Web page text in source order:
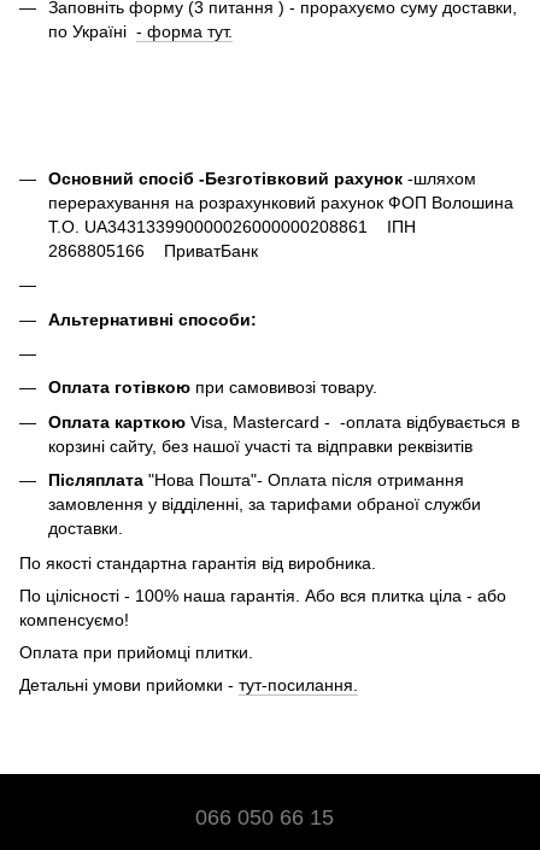
Заповніть форму (3 питання ) - прорахуємо суму доставки,
по Україні - форма тут.
Основний спосіб -Безготівковий рахунок -шляхом
перерахування на розрахунковий рахунок ФОП Волошина
Т.О. UA343133990000026000000208861 ІПН
2868805166 ПриватБанк
Альтернативні способи:
Оплата готівкою при самовивозі товару.
Оплата карткою Visa, Mastercard - -оплата відбувається в
корзині сайту, без нашої участі та відправки реквізитів
Післяплата "Нова Пошта"- Оплата після отримання
замовлення у відділенні, за тарифами обраної служби
доставки.
По якості стандартна гарантія від виробника.
По цілісності - 100% наша гарантія. Або вся плитка ціла - або
компенсуємо!
Оплата при прийомці плитки.
Детальні умови прийомки - тут-посилання.
066 050 66 15